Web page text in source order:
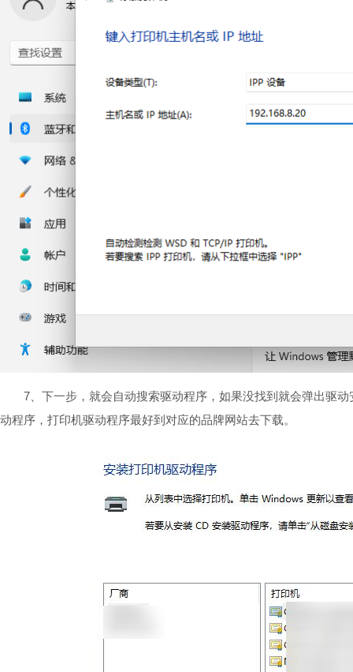
7、下一步，就会自动搜索驱动程序，如果没找到就会弹出驱动
动程序，打印机驱动程序最好到对应的品牌网站去下载。